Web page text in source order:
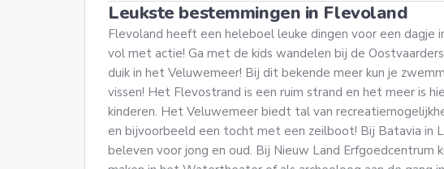
Leukste bestemmingen in Flevoland
Flevoland heeft een heleboel leuke dingen voor een dagje
vol met actie! Ga met de kids wandelen bij de
duik in het Veluwemeer! Bij dit bekende meer kun je
vissen! Het Flevostrand is een ruim strand en het meer is
kinderen. Het Veluwemeer biedt tal van
en bijvoorbeeld een tocht met een zeilboot! Bij Batavia in
beleven voor jong en oud. Bij Nieuw Land Erfgoedcentrum